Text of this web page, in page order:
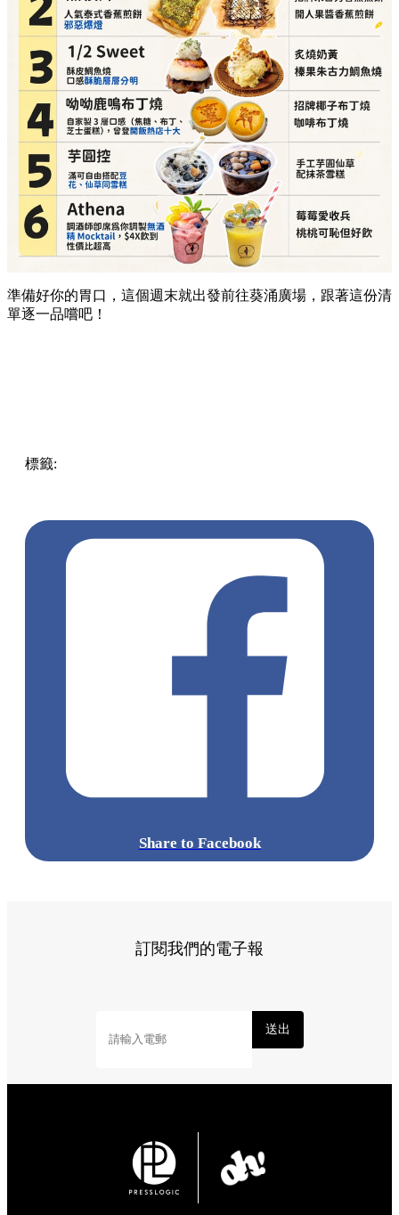
準備好你的胃口，這個週末就出發前往葵涌廣場，跟著這份清
單逐一品嚐吧！
標籤:
Share to Facebook
訂閱我們的電子報
送出